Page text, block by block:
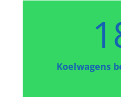
Koelwagens